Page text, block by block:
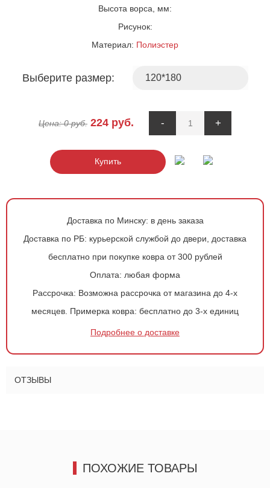
Высота ворса, мм:
Рисунок:
Материал: Полиэстер
Выберите размер:
Цена:0руб. 224 руб. - +
Купить
Доставка по Минску: в день заказа
Доставка по РБ: курьерской службой до двери, доставка
бесплатно при покупке ковра от 300 рублей
Оплата: любая форма
Рассрочка: Возможна рассрочка от магазина до 4-х
месяцев. Примерка ковра: бесплатно до 3-х единиц
Подробнее о доставке
ОТЗЫВЫ
ПОХОЖИЕ ТОВАРЫ
ОСТАВИТЬ ЗАЯВКУ
Ковер 115